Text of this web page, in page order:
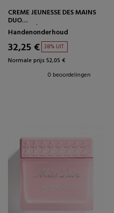
CREME JEUNESSE DES MAINS
DUO
HANDCRÈME
Handenonderhoud
32,25 € 38% UIT.
Normale prijs 52,05 €
0 beoordelingen